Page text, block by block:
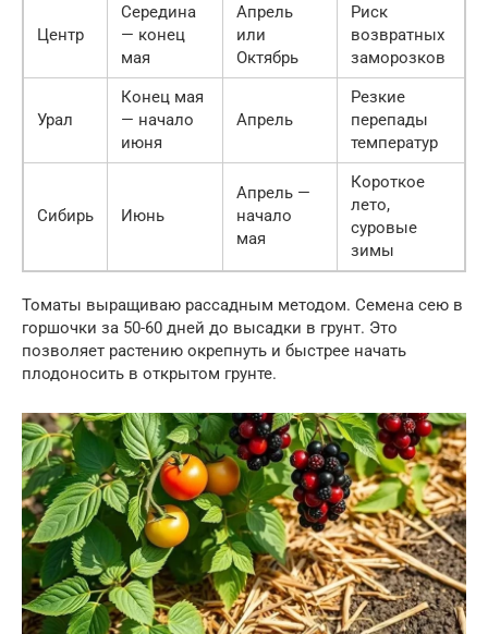
Центр
Середина
— конец
мая
Апрель
или
Октябрь
Риск
возвратных
заморозков
Урал
Конец мая
— начало
июня
Апрель
Резкие
перепады
температур
Сибирь Июнь
Апрель —
начало
мая
Короткое
лето,
суровые
зимы
Томаты выращиваю рассадным методом. Семена сею в
горшочки за 50-60 дней до высадки в грунт. Это
позволяет растению окрепнуть и быстрее начать
плодоносить в открытом грунте.